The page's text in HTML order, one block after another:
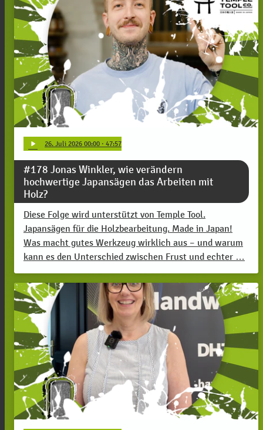
play_arrow 26. Juli 2026 00:00 · 47:57
#178 Jonas Winkler, wie verändern
hochwertige Japansägen das Arbeiten mit
Holz?
Diese Folge wird unterstützt von Temple Tool.
Japansägen für die Holzbearbeitung. Made in Japan!
Was macht gutes Werkzeug wirklich aus – und warum
kann es den Unterschied zwischen Frust und echter …